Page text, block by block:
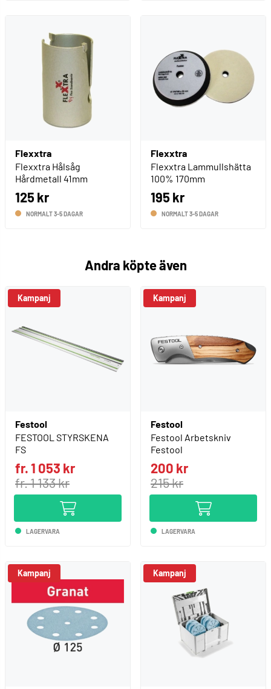
Flexxtra
Flexxtra Hålsåg
Hårdmetall 41mm
125 kr
NORMALT 3-5 DAGAR
Flexxtra
Flexxtra Lammullshätta
100% 170mm
195 kr
NORMALT 3-5 DAGAR
Andra köpte även
Kampanj
Festool
FESTOOL STYRSKENA
FS
fr. 1 053 kr
fr. 1 133 kr
LAGERVARA
Kampanj
Festool
Festool Arbetskniv
Festool
200 kr
215 kr
LAGERVARA
Kampanj Kampanj